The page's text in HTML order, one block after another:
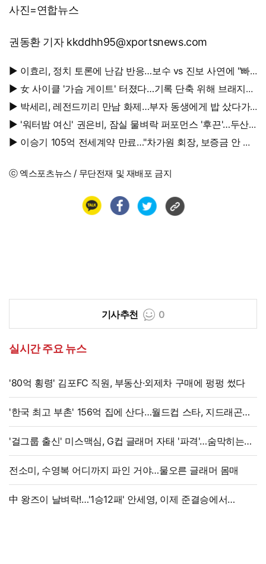
사진=연합뉴스
권동환 기자 kkddhh95@xportsnews.com
▶ 이효리, 정치 토론에 난감 반응…보수 vs 진보 사연에 "빠
지면 안 될까요?"
▶ 女 사이클 '가슴 게이트' 터졌다…기록 단축 위해 브래지어
에 솜 넣는다?
▶ 박세리, 레전드끼리 만남 화제…부자 동생에게 밥 샀다가
'반전'
▶ '워터밤 여신' 권은비, 잠실 물벼락 퍼포먼스 '후끈'…두산
승리요정 등극
▶ 이승기 105억 전세계약 만료…"차가원 회장, 보증금 안 주
ⓒ 엑스포츠뉴스 / 무단전재 및 재배포 금지
기사추천 0
실시간 주요 뉴스
'80억 횡령' 김포FC 직원, 부동산·외제차 구매에 펑펑 썼다
'한국 최고 부촌' 156억 집에 산다…월드컵 스타, 지드래곤
·BTS와 이웃
'걸그룹 출신' 미스맥심, G컵 글래머 자태 '파격'…숨막히는
라인
전소미, 수영복 어디까지 파인 거야…물오른 글래머 몸매
中 왕즈이 날벼락!…'1승12패' 안세영, 이제 준결승에서